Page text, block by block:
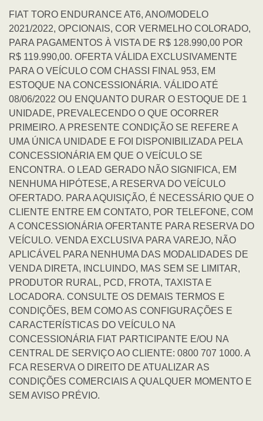
FIAT TORO ENDURANCE AT6, ANO/MODELO
2021/2022, OPCIONAIS, COR VERMELHO COLORADO,
PARA PAGAMENTOS À VISTA DE R$ 128.990,00 POR
R$ 119.990,00. OFERTA VÁLIDA EXCLUSIVAMENTE
PARA O VEÍCULO COM CHASSI FINAL 953, EM
ESTOQUE NA CONCESSIONÁRIA. VÁLIDO ATÉ
08/06/2022 OU ENQUANTO DURAR O ESTOQUE DE 1
UNIDADE, PREVALECENDO O QUE OCORRER
PRIMEIRO. A PRESENTE CONDIÇÃO SE REFERE A
UMA ÚNICA UNIDADE E FOI DISPONIBILIZADA PELA
CONCESSIONÁRIA EM QUE O VEÍCULO SE
ENCONTRA. O LEAD GERADO NÃO SIGNIFICA, EM
NENHUMA HIPÓTESE, A RESERVA DO VEÍCULO
OFERTADO. PARA AQUISIÇÃO, É NECESSÁRIO QUE O
CLIENTE ENTRE EM CONTATO, POR TELEFONE, COM
A CONCESSIONÁRIA OFERTANTE PARA RESERVA DO
VEÍCULO. VENDA EXCLUSIVA PARA VAREJO, NÃO
APLICÁVEL PARA NENHUMA DAS MODALIDADES DE
VENDA DIRETA, INCLUINDO, MAS SEM SE LIMITAR,
PRODUTOR RURAL, PCD, FROTA, TAXISTA E
LOCADORA. CONSULTE OS DEMAIS TERMOS E
CONDIÇÕES, BEM COMO AS CONFIGURAÇÕES E
CARACTERÍSTICAS DO VEÍCULO NA
CONCESSIONÁRIA FIAT PARTICIPANTE E/OU NA
CENTRAL DE SERVIÇO AO CLIENTE: 0800 707 1000. A
FCA RESERVA O DIREITO DE ATUALIZAR AS
CONDIÇÕES COMERCIAIS A QUALQUER MOMENTO E
SEM AVISO PRÉVIO.